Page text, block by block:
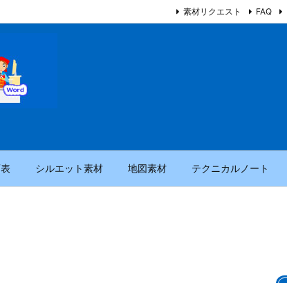
シルエット素材 地図素材 テクニカルノート
素材リクエスト FAQ